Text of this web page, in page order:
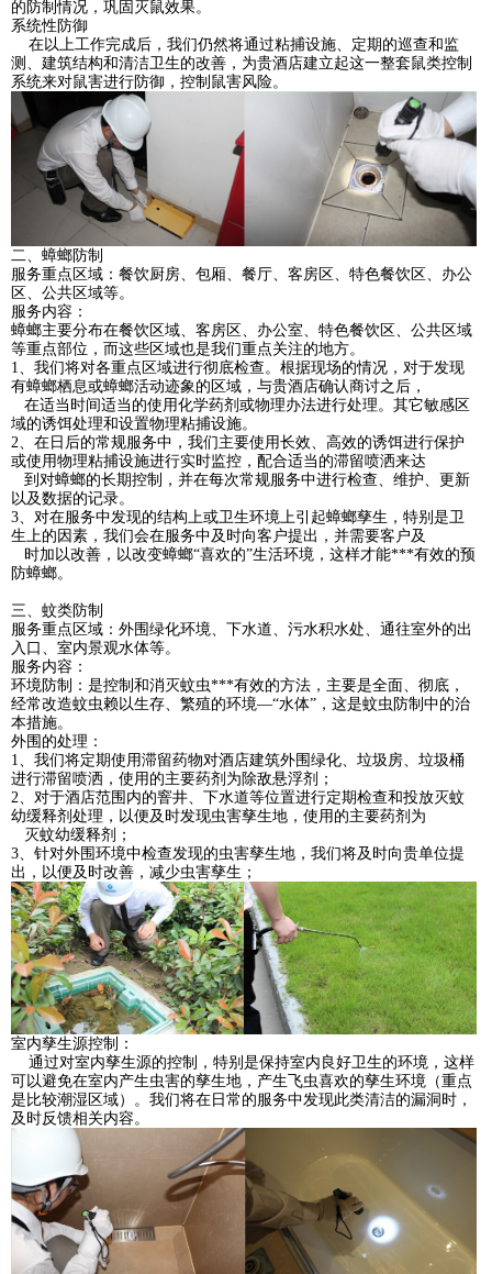
的防制情况，巩固灭鼠效果。
系统性防御
在以上工作完成后，我们仍然将通过粘捕设施、定期的巡查和监
测、建筑结构和清洁卫生的改善，为贵酒店建立起这一整套鼠类控制
系统来对鼠害进行防御，控制鼠害风险。
二、蟑螂防制
服务重点区域：餐饮厨房、包厢、餐厅、客房区、特色餐饮区、办公
区、公共区域等。
服务内容：
蟑螂主要分布在餐饮区域、客房区、办公室、特色餐饮区、公共区域
等重点部位，而这些区域也是我们重点关注的地方。
1、我们将对各重点区域进行彻底检查。根据现场的情况，对于发现
有蟑螂栖息或蟑螂活动迹象的区域，与贵酒店确认商讨之后，
在适当时间适当的使用化学药剂或物理办法进行处理。其它敏感区
域的诱饵处理和设置物理粘捕设施。
2、在日后的常规服务中，我们主要使用长效、高效的诱饵进行保护
或使用物理粘捕设施进行实时监控，配合适当的滞留喷洒来达
到对蟑螂的长期控制，并在每次常规服务中进行检查、维护、更新
以及数据的记录。
3、对在服务中发现的结构上或卫生环境上引起蟑螂孳生，特别是卫
生上的因素，我们会在服务中及时向客户提出，并需要客户及
时加以改善，以改变蟑螂“喜欢的”生活环境，这样才能***有效的预
防蟑螂。
三、蚊类防制
服务重点区域：外围绿化环境、下水道、污水积水处、通往室外的出
入口、室内景观水体等。
服务内容：
环境防制：是控制和消灭蚊虫***有效的方法，主要是全面、彻底，
经常改造蚊虫赖以生存、繁殖的环境—“水体”，这是蚊虫防制中的治
本措施。
外围的处理：
1、我们将定期使用滞留药物对酒店建筑外围绿化、垃圾房、垃圾桶
进行滞留喷洒，使用的主要药剂为除敌悬浮剂；
2、对于酒店范围内的窨井、下水道等位置进行定期检查和投放灭蚊
幼缓释剂处理，以便及时发现虫害孳生地，使用的主要药剂为
灭蚊幼缓释剂；
3、针对外围环境中检查发现的虫害孳生地，我们将及时向贵单位提
出，以便及时改善，减少虫害孳生；
室内孳生源控制：
通过对室内孳生源的控制，特别是保持室内良好卫生的环境，这样
可以避免在室内产生虫害的孳生地，产生飞虫喜欢的孳生环境（重点
是比较潮湿区域）。我们将在日常的服务中发现此类清洁的漏洞时，
及时反馈相关内容。